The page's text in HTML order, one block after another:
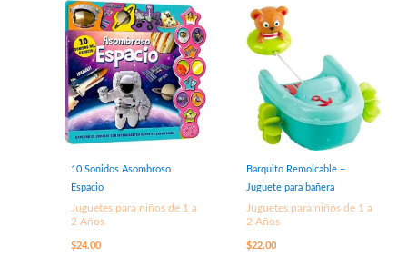
10 Sonidos Asombroso
Espacio
Juguetes para niños de 1 a
2 Años
$24.00
Barquito Remolcable –
Juguete para bañera
Juguetes para niños de 1 a
2 Años
$22.00